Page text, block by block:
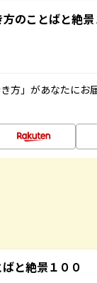
のことばと絶景
方」があなたにお
と絶景１００